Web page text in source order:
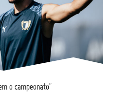
o campeonato”